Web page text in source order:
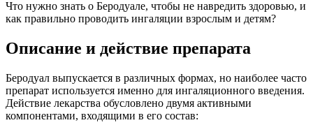
Что нужно знать о Беродуале, чтобы не навредить здоровью, и
как правильно проводить ингаляции взрослым и детям?
Описание и действие препарата
Беродуал выпускается в различных формах, но наиболее часто
препарат используется именно для ингаляционного введения.
Действие лекарства обусловлено двумя активными
компонентами, входящими в его состав: